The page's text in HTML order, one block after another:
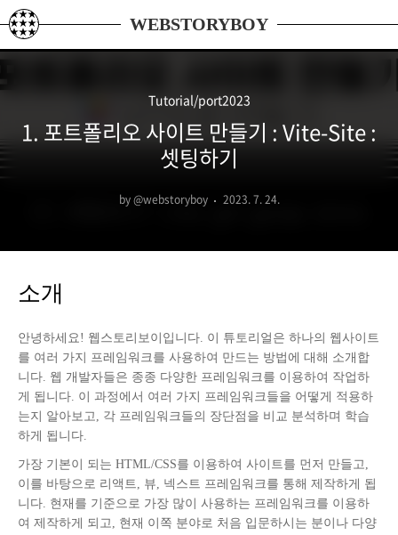
본문 바로가기
WEBSTORYBOY
Tutorial/port2023
1. 포트폴리오 사이트 만들기 : Vite-Site :
셋팅하기
by @webstoryboy 2023. 7. 24.
소개
안녕하세요! 웹스토리보이입니다. 이 튜토리얼은 하나의 웹사이트
를 여러 가지 프레임워크를 사용하여 만드는 방법에 대해 소개합
니다. 웹 개발자들은 종종 다양한 프레임워크를 이용하여 작업하
게 됩니다. 이 과정에서 여러 가지 프레임워크들을 어떻게 적용하
는지 알아보고, 각 프레임워크들의 장단점을 비교 분석하며 학습
하게 됩니다.
가장 기본이 되는 HTML/CSS를 이용하여 사이트를 먼저 만들고,
이를 바탕으로 리액트, 뷰, 넥스트 프레임워크를 통해 제작하게 됩
니다. 현재를 기준으로 가장 많이 사용하는 프레임워크를 이용하
여 제작하게 되고, 현재 이쪽 분야로 처음 입문하시는 분이나 다양